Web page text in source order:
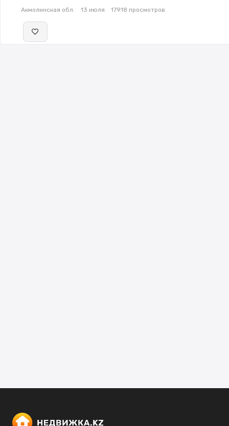
Акмолинская обл. 13 июля 17918 просмотров